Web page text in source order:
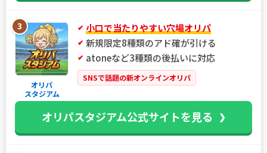
3
オリパ
スタジアム
小口で当たりやすい穴場オリパ
新規限定8種類のアド確が引ける
atoneなど3種類の後払いに対応
SNSで話題の新オンラインオリパ
オリパスタジアム公式サイトを見る